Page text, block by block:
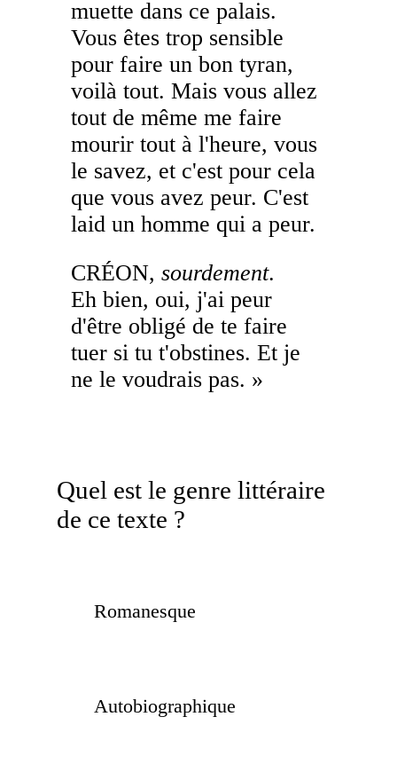
muette dans ce palais.
Vous êtes trop sensible
pour faire un bon tyran,
voilà tout. Mais vous allez
tout de même me faire
mourir tout à l'heure, vous
le savez, et c'est pour cela
que vous avez peur. C'est
laid un homme qui a peur.
CRÉON, sourdement.
Eh bien, oui, j'ai peur
d'être obligé de te faire
tuer si tu t'obstines. Et je
ne le voudrais pas. »
Quel est le genre littéraire
de ce texte ?
Romanesque
Autobiographique